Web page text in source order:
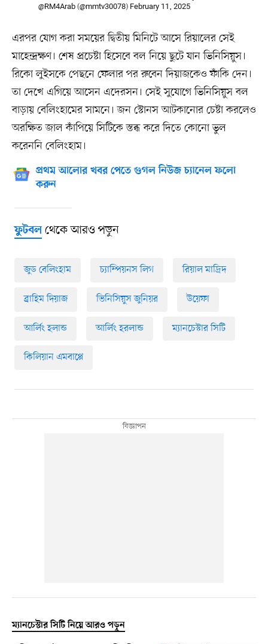
@RM4Arab (@mmtv30078) February 11, 2025
এরপর যোগ করা সময়ের দ্বিতীয় মিনিটে আসে রিয়ালের সেই
মাহেন্দ্রক্ষণ। শেষ প্রচেষ্টা হিসেবে বল নিয়ে ছুটে যান ভিনিসিয়ুস।
রিকো লুইসকে পেছনে ফেলার পর রুবেন দিয়াজকেও ফাঁকি দেন।
তা দেখে এগিয়ে আসেন এদেরসন। সেই সুযোগে ভিনিসিয়ুস বল
বাড়ায় বেলিংহামের সামনে। জন স্টোনস আটকানোর চেষ্টা করলেও
অরক্ষিত জাল কাঁপিয়ে সিটিকে স্তব্ধ করে দিতে কোনো ভুল
করেননি বেলিংহাম।
প্রথম আলোর খবর পেতে গুগল নিউজ চ্যানেল ফলো
করুন
ফুটবলথেকে আরও পড়ুন
জুড বেলিংহাম চ্যাম্পিয়নস লিগ রিয়াল মাদ্রিদ
ব্রাহিম দিয়াজ ভিনিসিয়ুস জুনিয়র উয়েফা
আর্লিং হলান্ড আর্লিং হরলান্ড ম্যানচেস্টার সিটি
কিলিয়ান এমবাপ্পে
ম্যানচেস্টার সিটি নিয়ে আরও পড়ুন